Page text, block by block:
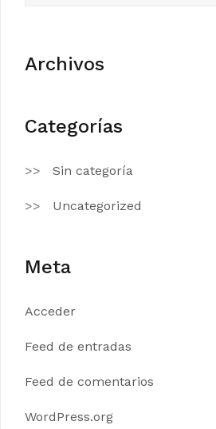
Archivos
Categorías
Sin categoría
Uncategorized
Meta
Acceder
Feed de entradas
Feed de comentarios
WordPress.org